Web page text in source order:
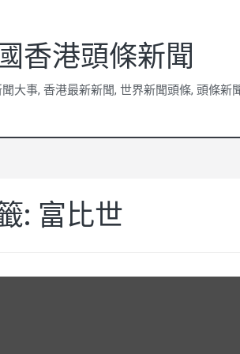
香港頭條新聞
大事, 香港最新新聞, 世界新聞頭條, 頭條新
: 富比世